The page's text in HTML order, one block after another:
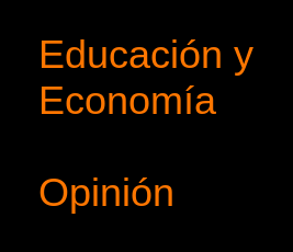
Educación y
Economía
Opinión